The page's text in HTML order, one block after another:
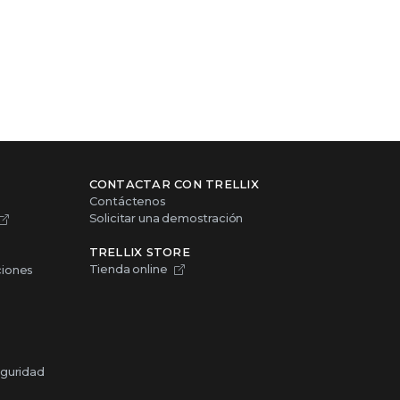
CONTACTAR CON TRELLIX
Contáctenos
Solicitar una demostración
TRELLIX STORE
Tienda online